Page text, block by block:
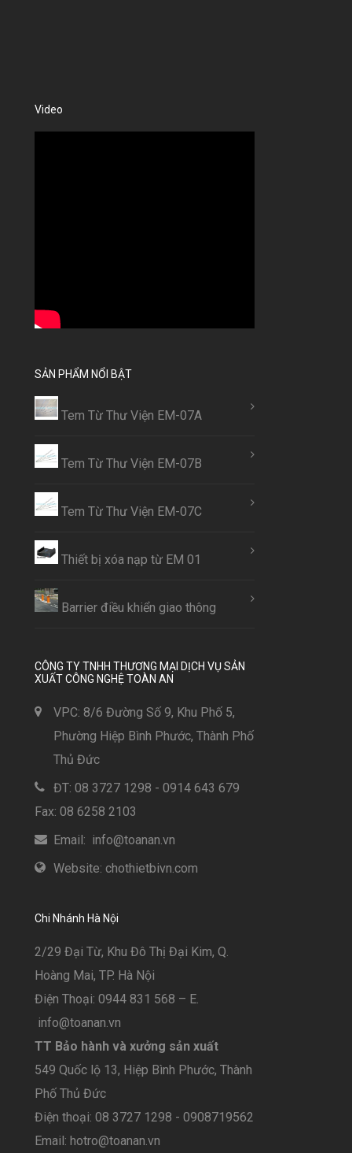
Video
SẢN PHẨM NỔI BẬT
Tem Từ Thư Viện EM-07A
Tem Từ Thư Viện EM-07B
Tem Từ Thư Viện EM-07C
Thiết bị xóa nạp từ EM 01
Barrier điều khiển giao thông
CÔNG TY TNHH THƯƠNG MẠI DỊCH VỤ SẢN
XUẤT CÔNG NGHỆ TOÀN AN
VPC: 8/6 Đường Số 9, Khu Phố 5,
Phường Hiệp Bình Phước, Thành Phố
Thủ Đức
ĐT: 08 3727 1298 - 0914 643 679
Fax: 08 6258 2103
Email: info@toanan.vn
Website: chothietbivn.com
Chi Nhánh Hà Nội
2/29 Đại Từ, Khu Đô Thị Đại Kim, Q.
Hoàng Mai, TP. Hà Nội
Điện Thoại: 0944 831 568 – E.
info@toanan.vn
TT Bảo hành và xưởng sản xuất
549 Quốc lộ 13, Hiệp Bình Phước, Thành
Phố Thủ Đức
Điện thoại: 08 3727 1298 - 0908719562
Email: hotro@toanan.vn